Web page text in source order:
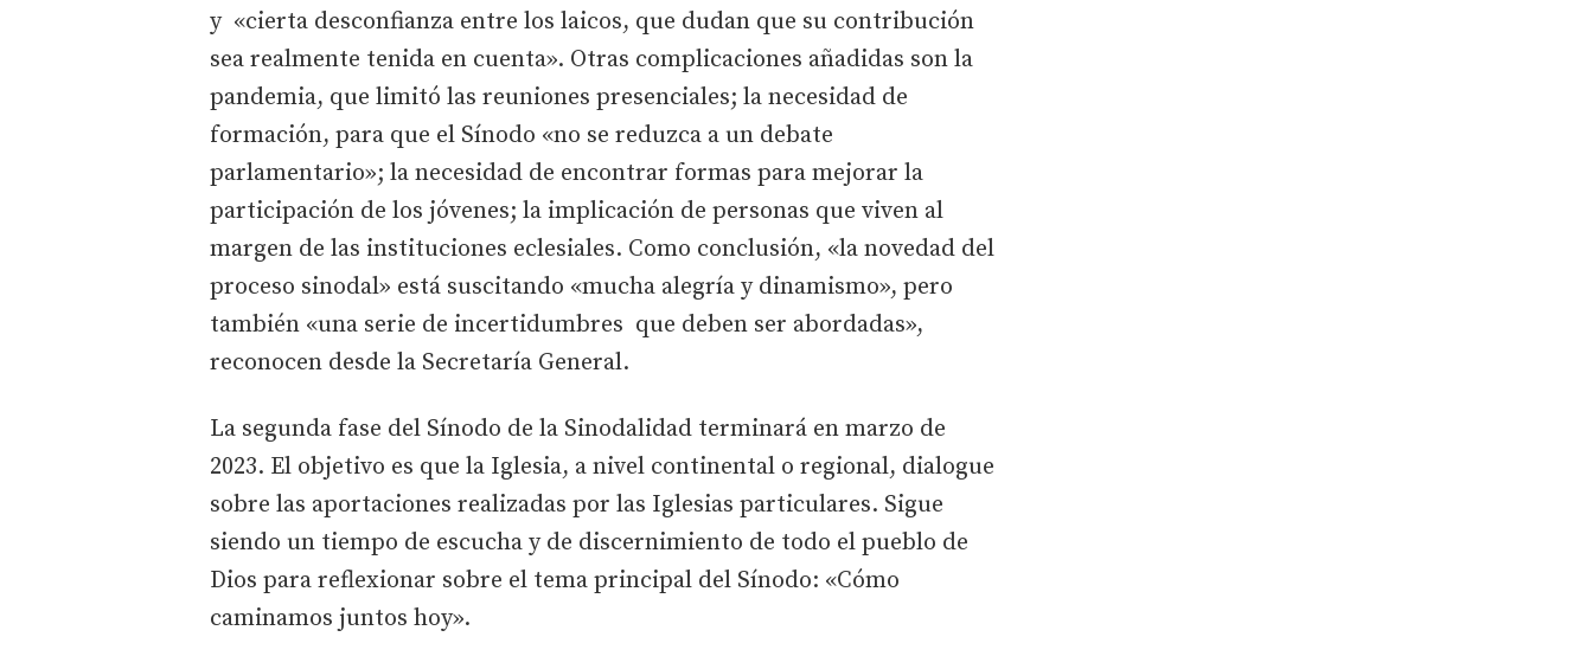
y «cierta desconfianza entre los laicos, que dudan que su contribución
sea realmente tenida en cuenta». Otras complicaciones añadidas son la
pandemia, que limitó las reuniones presenciales; la necesidad de
formación, para que el Sínodo «no se reduzca a un debate
parlamentario»; la necesidad de encontrar formas para mejorar la
participación de los jóvenes; la implicación de personas que viven al
margen de las instituciones eclesiales. Como conclusión, «la novedad del
proceso sinodal» está suscitando «mucha alegría y dinamismo», pero
también «una serie de incertidumbres que deben ser abordadas»,
reconocen desde la Secretaría General.
La segunda fase del Sínodo de la Sinodalidad terminará en marzo de
2023. El objetivo es que la Iglesia, a nivel continental o regional, dialogue
sobre las aportaciones realizadas por las Iglesias particulares. Sigue
siendo un tiempo de escucha y de discernimiento de todo el pueblo de
Dios para reflexionar sobre el tema principal del Sínodo: «Cómo
caminamos juntos hoy».